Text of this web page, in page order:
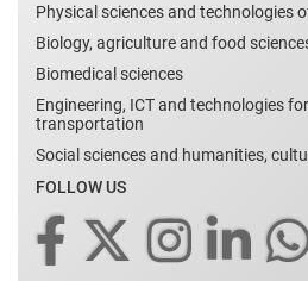
Physical sciences and technologies
Biology, agriculture and food
Biomedical sciences
Engineering, ICT and technologies
transportation
Social sciences and humanities,
FOLLOW US